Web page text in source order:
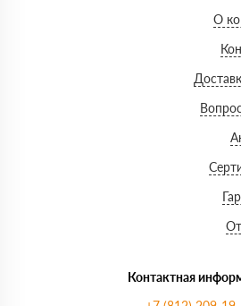
О
Контактная